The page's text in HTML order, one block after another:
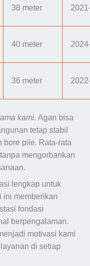
38 meter
40 meter
36 meter
kami. Agan bisa
tetap stabil
bore pile. Rata-rata
mengorbankan
lengkap untuk
ini memberikan
fondasi
berpengalaman.
motivasi kami
di setiap